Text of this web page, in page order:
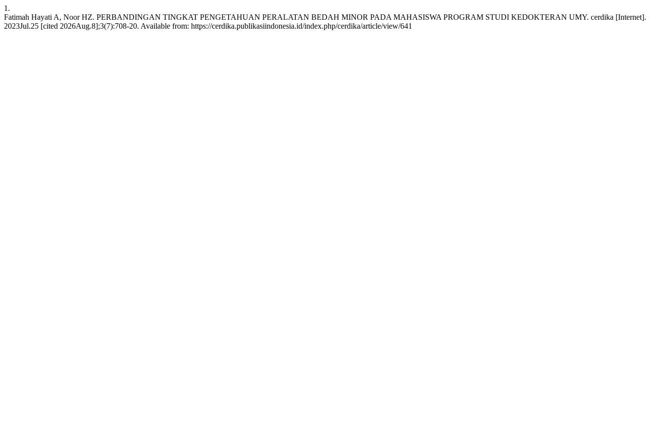
1.
Fatimah Hayati A, Noor HZ. PERBANDINGAN TINGKAT PENGETAHUAN PERALATAN BEDAH MINOR PADA MAHASISWA PROGRAM STUDI KEDOKTERAN UMY. cerdika [Internet].
2023Jul.25 [cited 2026Aug.8];3(7):708-20. Available from: https://cerdika.publikasiindonesia.id/index.php/cerdika/article/view/641